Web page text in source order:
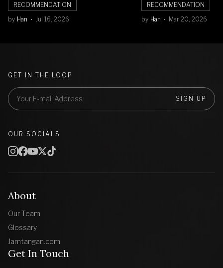
RECOMMENDATION
by Han Jul 16, 2026
RECOMMENDATION
by Han Mar 20, 2026
About
Our Team
Glossary
Jamtangan.com
Get In Touch
GET IN THE LOOP
SIGN UP
OUR SOCIALS